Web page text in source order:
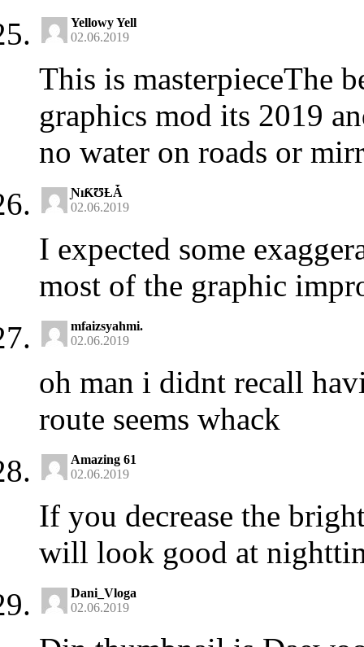
Yellowy Yell
02.06.2019
This is masterpieceThe
graphics mod its 2019
no water on roads or
ƝıƘƱȽǠ
02.06.2019
I expected some
most of the graphic
mfaizsyahmi.
02.06.2019
oh man i didnt recall
route seems whack
Amazing 61
02.06.2019
If you decrease the
will look good at
Dani_Vloga
02.06.2019